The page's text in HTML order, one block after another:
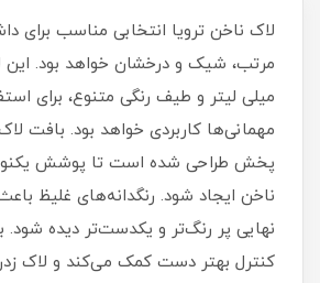
لاک ناخن ترویا انتخابی مناسب برای
میلی‌ لیتر و طیف رنگی متنوع، برای
مهمانی‌ها کاربردی خواهد بود. بافت
پخش طراحی شده است تا پوشش
ناخن ایجاد شود. رنگدانه‌های غلیظ
نهایی پر رنگ‌تر و یکدست‌تر دیده
کنترل بهتر دست کمک می‌کند و لاک